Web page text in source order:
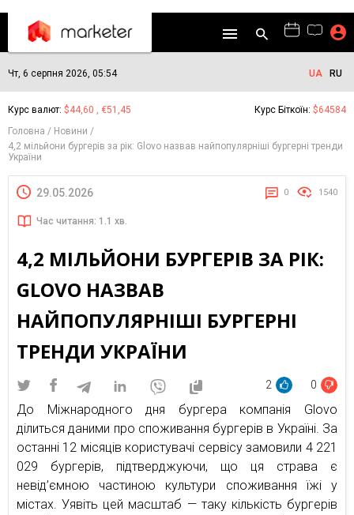
Чт, 6 серпня 2026, 05:54 UA RU
Курс валют: $44,60 , €51,45 Курс Біткоїн: $64584
Головна
Новини
4,2 мільйони бургерів за рік: Glovo назвав найпопулярніші бургерні тренди
України
29.05.2026 0 1540
Час читання: 1.1 хв.
4,2 МІЛЬЙОНИ БУРГЕРІВ ЗА РІК:
GLOVO НАЗВАВ
НАЙПОПУЛЯРНІШІ БУРГЕРНІ
ТРЕНДИ УКРАЇНИ
2 0
До Міжнародного дня бургера компанія Glovo
ділиться даними про споживання бургерів в Україні. За
останні 12 місяців користувачі сервісу замовили 4 221
029 бургерів, підтверджуючи, що ця страва є
невід’ємною частиною культури споживання їжі у
містах. Уявіть цей масштаб — таку кількість бургерів